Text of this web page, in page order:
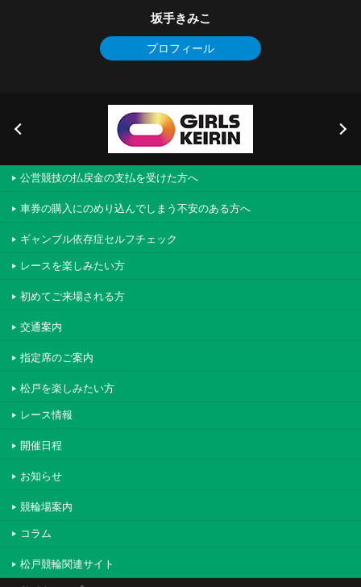
坂手きみこ
プロフィール
公営競技の払戻金の支払を受けた方へ
車券の購入にのめり込んでしまう不安のある方へ
ギャンブル依存症セルフチェック
レースを楽しみたい方
初めてご来場される方
交通案内
指定席のご案内
松戸を楽しみたい方
レース情報
開催日程
お知らせ
競輪場案内
コラム
松戸競輪関連サイト